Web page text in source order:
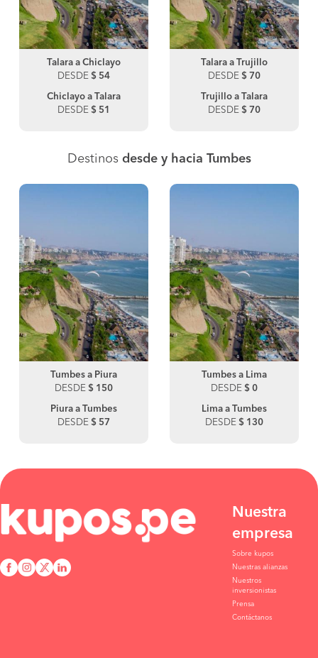
Talara a Chiclayo
DESDE $ 54
Chiclayo a Talara
DESDE $ 51
Talara a Trujillo
DESDE $ 70
Trujillo a Talara
DESDE $ 70
Destinos desde y hacia Tumbes
Tumbes a Piura
DESDE $ 150
Piura a Tumbes
DESDE $ 57
Tumbes a Lima
DESDE $ 0
Lima a Tumbes
DESDE $ 130
Nuestra
empresa
Sobre kupos
Nuestras alianzas
Nuestros
inversionistas
Prensa
Contáctanos